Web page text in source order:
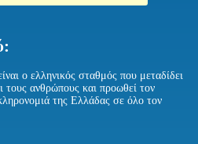
ο ελληνικός σταθμός που μεταδίδει
τους ανθρώπους και προωθεί τον
της Ελλάδας σε όλο τον